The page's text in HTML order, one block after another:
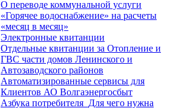
О переводе коммунальной услуги
«Горячее водоснабжение» на расчеты
«месяц в месяц»
Электронные квитанции
Отдельные квитанции за Отопление и
ГВС части домов Ленинского и
Автозаводского районов
Автоматизированные сервисы для
Клиентов АО Волгаэнергосбыт
Азбука потребителя_Для чего нужна